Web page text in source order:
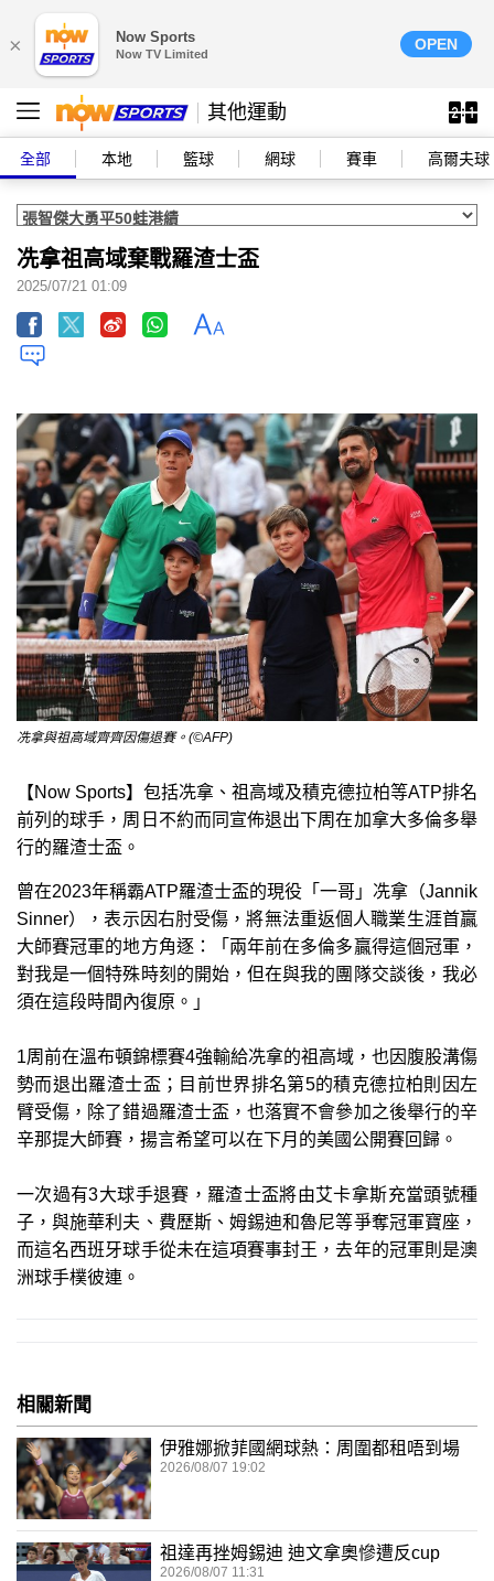
× Now Sports
Now TV Limited
OPEN
其他運動
全部 本地 籃球 網球 賽車 高爾夫球
冼拿祖高域棄戰羅渣士盃
2025/07/21 01:09
冼拿與祖高域齊齊因傷退賽。(©AFP)
【Now Sports】包括冼拿、祖高域及積克德拉柏等ATP排名
前列的球手，周日不約而同宣佈退出下周在加拿大多倫多舉
行的羅渣士盃。
曾在2023年稱霸ATP羅渣士盃的現役「一哥」冼拿（Jannik
Sinner），表示因右肘受傷，將無法重返個人職業生涯首贏
大師賽冠軍的地方角逐：「兩年前在多倫多贏得這個冠軍，
對我是一個特殊時刻的開始，但在與我的團隊交談後，我必
須在這段時間內復原。」
1周前在溫布頓錦標賽4強輸給冼拿的祖高域，也因腹股溝傷
勢而退出羅渣士盃；目前世界排名第5的積克德拉柏則因左
臂受傷，除了錯過羅渣士盃，也落實不會參加之後舉行的辛
辛那提大師賽，揚言希望可以在下月的美國公開賽回歸。
一次過有3大球手退賽，羅渣士盃將由艾卡拿斯充當頭號種
子，與施華利夫、費歷斯、姆錫迪和魯尼等爭奪冠軍寶座，
而這名西班牙球手從未在這項賽事封王，去年的冠軍則是澳
洲球手樸彼連。
相關新聞
伊雅娜掀菲國網球熱：周圍都租唔到場
2026/08/07 19:02
祖達再挫姆錫迪 迪文拿奧慘遭反cup
2026/08/07 11:31